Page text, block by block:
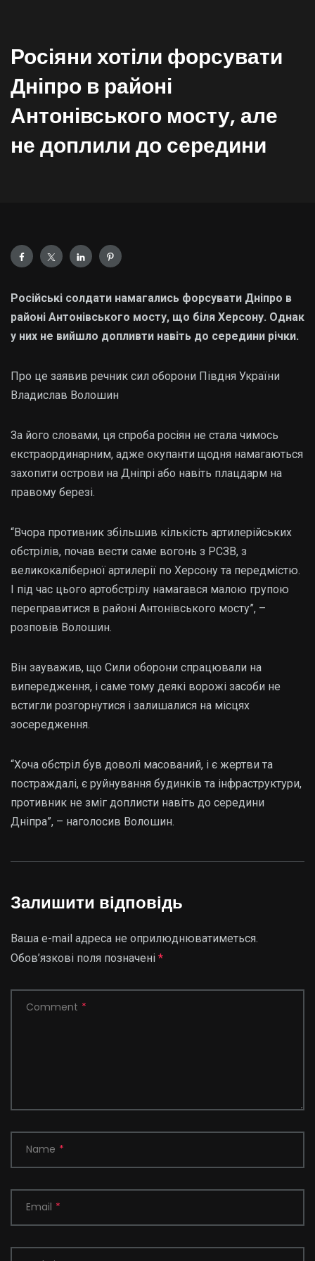
Росіяни хотіли форсувати
Дніпро в районі
Антонівського мосту, але
не доплили до середини
Російські солдати намагались форсувати Дніпро в
районі Антонівського мосту, що біля Херсону. Однак
у них не вийшло допливти навіть до середини річки.
Про це заявив речник сил оборони Півдня України
Владислав Волошин
За його словами, ця спроба росіян не стала чимось
екстраординарним, адже окупанти щодня намагаються
захопити острови на Дніпрі або навіть плацдарм на
правому березі.
“Вчора противник збільшив кількість артилерійських
обстрілів, почав вести саме вогонь з РСЗВ, з
великокаліберної артилерії по Херсону та передмістю.
І під час цього артобстрілу намагався малою групою
переправитися в районі Антонівського мосту”, –
розповів Волошин.
Він зауважив, що Сили оборони спрацювали на
випередження, і саме тому деякі ворожі засоби не
встигли розгорнутися і залишалися на місцях
зосередження.
“Хоча обстріл був доволі масований, і є жертви та
постраждалі, є руйнування будинків та інфраструктури,
противник не зміг доплисти навіть до середини
Дніпра”, – наголосив Волошин.
Залишити відповідь
Ваша e-mail адреса не оприлюднюватиметься.
Обов’язкові поля позначені *
Comment *
Name *
Email *